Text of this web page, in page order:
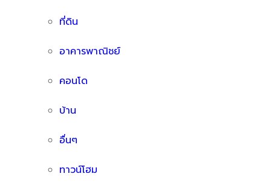
ที่ดิน
อาคารพาณิชย์
คอนโด
บ้าน
อื่นๆ
ทาวน์โฮม